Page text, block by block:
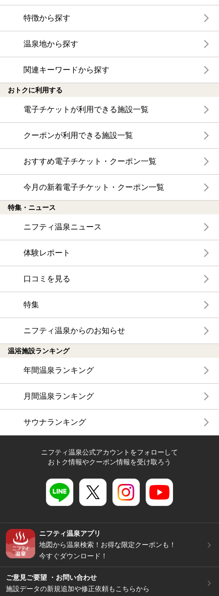
特徴から探す
温泉地から探す
関連キーワードから探す
おトクに利用する
電子チケットが利用できる施設一覧
クーポンが利用できる施設一覧
おすすめ電子チケット・クーポン一覧
今月の新着電子チケット・クーポン一覧
特集・ニュース
ニフティ温泉ニュース
体験レポート
口コミを見る
特集
ニフティ温泉からのお知らせ
温浴施設ランキング
年間温泉ランキング
月間温泉ランキング
サウナランキング
ニフティ温泉公式アカウントをフォローして
おトク情報やクーポン情報を受け取ろう
ニフティ温泉アプリ
地図から温泉検索！お得な限定クーポンも！
今すぐダウンロード！
ご意見ご要望 ・お問い合わせ
施設データの新規追加や修正依頼もこちらから